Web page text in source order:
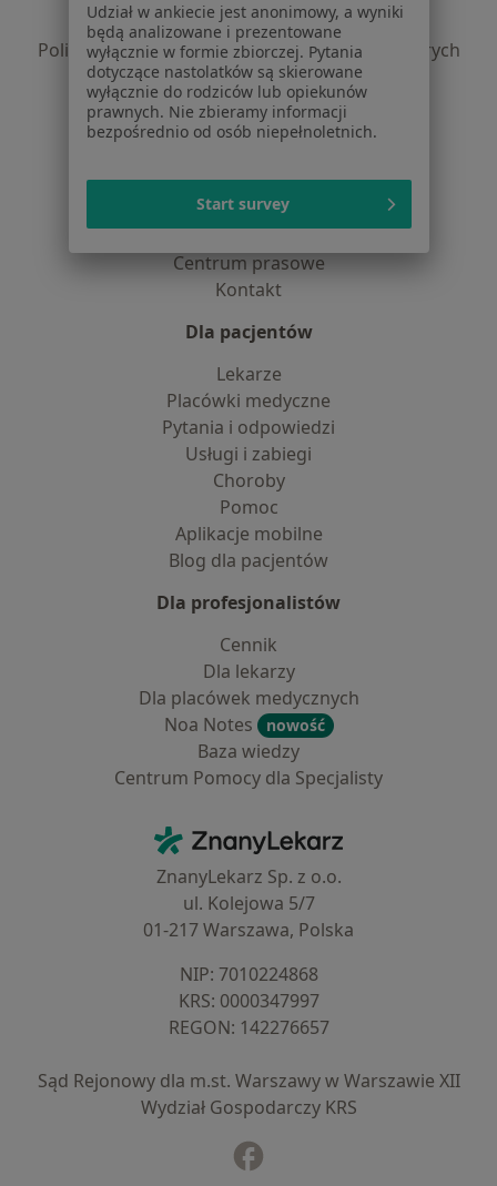
Polityka prywatności profesjonalistów
Polityka prywatności dla profesjonalistów, których
dane pozyskaliśmy samodzielnie
Polityka cookies
Jak działają wyniki wyszukiwania
O nas
Praca Rekrutujemy!
Partnerzy
Centrum prasowe
Kontakt
Dla pacjentów
Lekarze
Placówki medyczne
Pytania i odpowiedzi
Usługi i zabiegi
Choroby
Pomoc
Aplikacje mobilne
Blog dla pacjentów
Dla profesjonalistów
Cennik
Dla lekarzy
Dla placówek medycznych
Noa Notes
nowość
Baza wiedzy
Centrum Pomocy dla Specjalisty
ZnanyLekarz - Strona główna
ZnanyLekarz Sp. z o.o.
ul. Kolejowa 5/7
01-217 Warszawa, Polska
NIP: ⁠7010224868
KRS: ⁠0000347997
REGON: ⁠142276657
Sąd Rejonowy dla m.st. Warszawy w Warszawie XII
Wydział Gospodarczy KRS
Udział w ankiecie jest anonimowy, a wyniki
będą analizowane i prezentowane
wyłącznie w formie zbiorczej. Pytania
dotyczące nastolatków są skierowane
wyłącznie do rodziców lub opiekunów
prawnych. Nie zbieramy informacji
bezpośrednio od osób niepełnoletnich.
Start survey